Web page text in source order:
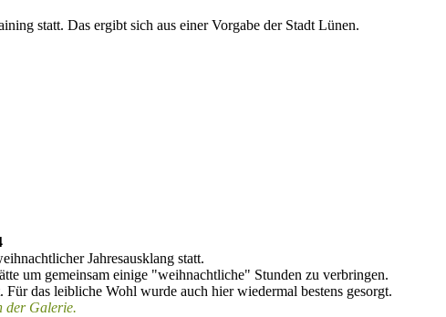
statt. Das ergibt sich aus einer Vorgabe der Stadt Lünen.
Jahresausklang statt.
um gemeinsam einige "weihnachtliche" Stunden zu verbringen.
das leibliche Wohl wurde auch hier wiedermal bestens gesorgt.
der Galerie.